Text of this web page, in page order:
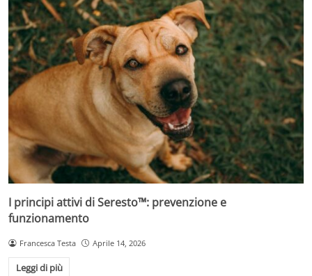
I principi attivi di Seresto™: prevenzione e
funzionamento
Francesca Testa Aprile 14, 2026
Leggi di più